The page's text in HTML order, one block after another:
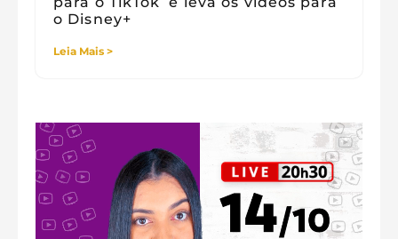
o Disney+
Leia Mais >